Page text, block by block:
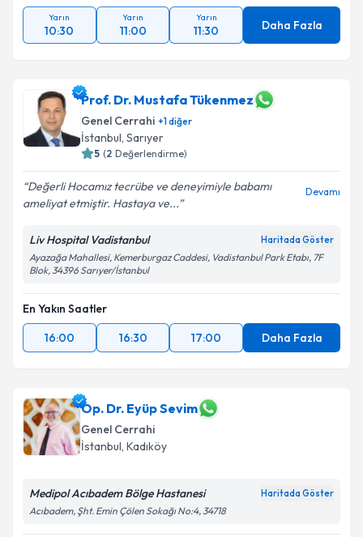
Yarın
10:30
Yarın
11:00
Yarın
11:30 Daha Fazla
Prof. Dr. Mustafa Tükenmez
Genel Cerrahi +1diğer
İstanbul, Sarıyer
5 (2 Değerlendirme)
Değerli Hocamız tecrübe ve deneyimiyle babamı
ameliyat etmiştir. Hastaya ve...
Devamı
Liv Hospital Vadistanbul Haritada Göster
Ayazağa Mahallesi, Kemerburgaz Caddesi, Vadistanbul Park Etabı, 7F
Blok, 34396 Sarıyer/İstanbul
En Yakın Saatler
16:00
16:30 17:00 Daha Fazla
Op. Dr. Eyüp Sevim
Genel Cerrahi
İstanbul, Kadıköy
Medipol Acıbadem Bölge Hastanesi Haritada Göster
Acıbadem, Şht. Emin Çölen Sokağı No:4, 34718